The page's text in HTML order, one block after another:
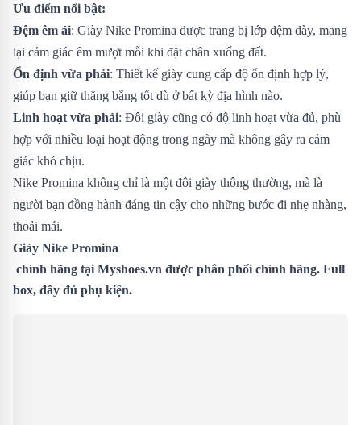
Ưu điểm nổi bật:
Đệm êm ái: Giày Nike Promina được trang bị lớp đệm dày, mang
lại cảm giác êm mượt mỗi khi đặt chân xuống đất.
Ổn định vừa phải: Thiết kế giày cung cấp độ ổn định hợp lý,
giúp bạn giữ thăng bằng tốt dù ở bất kỳ địa hình nào.
Linh hoạt vừa phải: Đôi giày cũng có độ linh hoạt vừa đủ, phù
hợp với nhiều loại hoạt động trong ngày mà không gây ra cảm
giác khó chịu.
Nike Promina không chỉ là một đôi giày thông thường, mà là
người bạn đồng hành đáng tin cậy cho những bước đi nhẹ nhàng,
thoải mái.
Giày Nike Promina
chính hãng tại Myshoes.vn được phân phối chính hãng. Full
box, đầy đủ phụ kiện.